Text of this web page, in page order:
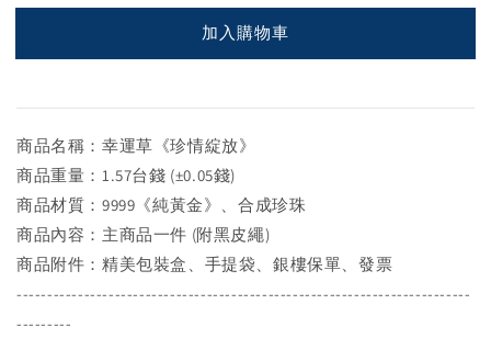
加入購物車
商品名稱：幸運草《珍情綻放》
商品重量：1.57台錢 (±0.05錢)
商品材質：9999《純黃金》、合成珍珠
商品內容：主商品一件 (附黑皮繩)
商品附件：精美包裝盒、手提袋、銀樓保單、發票
--------------------------------------------------------------------------
---------